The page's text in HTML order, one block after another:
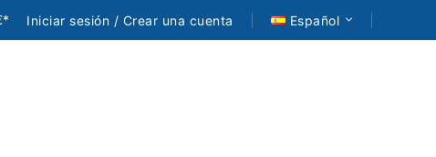
Iniciar sesión / Crear una cuenta Español